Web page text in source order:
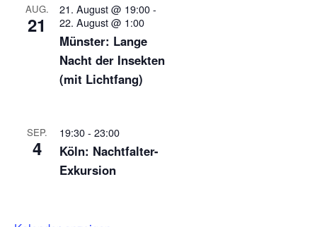
AUG.
21
21. August @ 19:00-
22. August @ 1:00
Münster: Lange
Nacht der Insekten
(mit Lichtfang)
SEP.
4
19:30- 23:00
Köln: Nachtfalter-
Exkursion